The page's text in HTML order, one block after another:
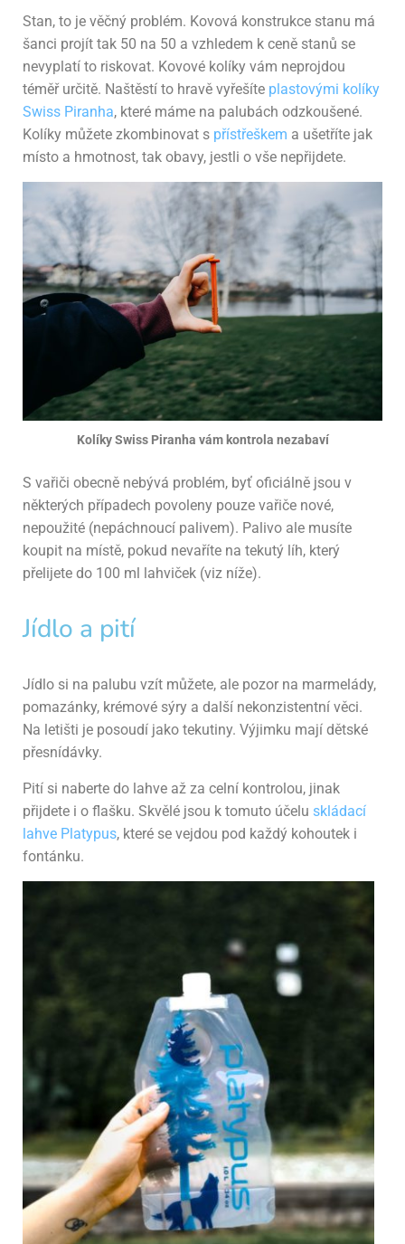
Stan, to je věčný problém. Kovová konstrukce stanu má
šanci projít tak 50 na 50 a vzhledem k ceně stanů se
nevyplatí to riskovat. Kovové kolíky vám neprojdou
téměř určitě. Naštěstí to hravě vyřešíte plastovými kolíky
Swiss Piranha, které máme na palubách odzkoušené.
Kolíky můžete zkombinovat s přístřeškem a ušetříte jak
místo a hmotnost, tak obavy, jestli o vše nepřijdete.
Kolíky Swiss Piranha vám kontrola nezabaví
S vařiči obecně nebývá problém, byť oficiálně jsou v
některých případech povoleny pouze vařiče nové,
nepoužité (nepáchnoucí palivem). Palivo ale musíte
koupit na místě, pokud nevaříte na tekutý líh, který
přelijete do 100 ml lahviček (viz níže).
Jídlo a pití
Jídlo si na palubu vzít můžete, ale pozor na marmelády,
pomazánky, krémové sýry a další nekonzistentní věci.
Na letišti je posoudí jako tekutiny. Výjimku mají dětské
přesnídávky.
Pití si naberte do lahve až za celní kontrolou, jinak
přijdete i o flašku. Skvělé jsou k tomuto účelu skládací
lahve Platypus, které se vejdou pod každý kohoutek i
fontánku.